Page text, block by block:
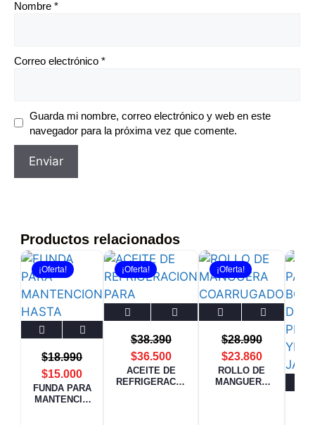
Nombre *
Correo electrónico *
Guarda mi nombre, correo electrónico y web en este
navegador para la próxima vez que comente.
Productos relacionados
¡Oferta!
FUNDA PARA
MANTENCIO
$18.990
$15.000
¡Oferta!
ACEITE DE
REFRIGERACIO
$38.390
$36.500
¡Oferta!
ROLLO DE
MANGUERA
$28.990
$23.860